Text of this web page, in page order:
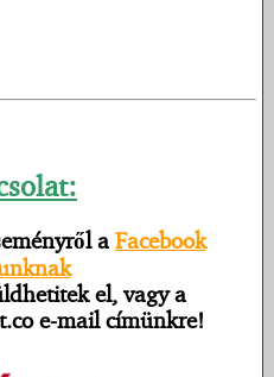
a Facebook
el, vagy a
e-mail címünkre!